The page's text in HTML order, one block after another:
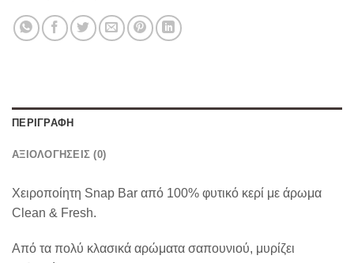
ΠΕΡΙΓΡΑΦΉ
ΑΞΙΟΛΟΓΉΣΕΙΣ (0)
Χειροποίητη Snap Bar από 100% φυτικό κερί με άρωμα
Clean & Fresh.
Από τα πολύ κλασικά αρώματα σαπουνιού, μυρίζει